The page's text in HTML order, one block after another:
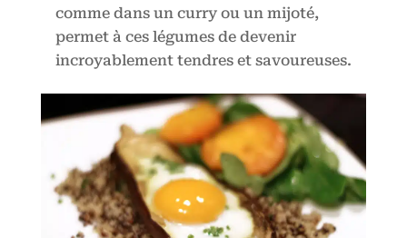
comme dans un curry ou un mijoté,
permet à ces légumes de devenir
incroyablement tendres et savoureuses.